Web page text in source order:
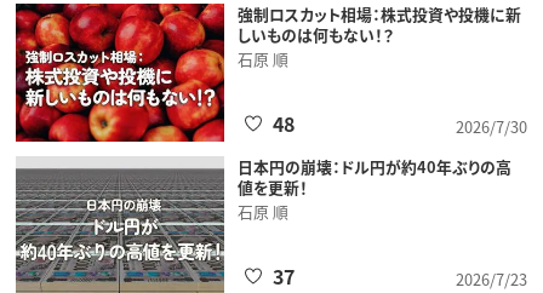
強制ロスカット相場：株式投資や投機に新
しいものは何もない！？
石原 順
2026/7/30
48
日本円の崩壊：ドル円が約40年ぶりの高
値を更新！
石原 順
2026/7/23
37